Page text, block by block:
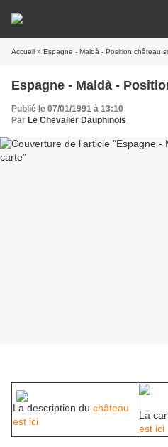
Accueil » Espagne - Maldà - Position château
Espagne - Maldà -
Publié le 07/01/1991 à 13:10
Par Le Chevalier Dauphinois
La description du château
est ici
La
est ici